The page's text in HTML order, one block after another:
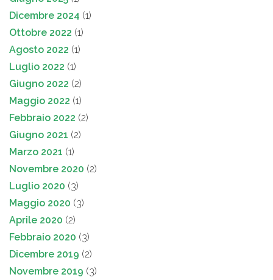
Dicembre 2024 (1)
Ottobre 2022 (1)
Agosto 2022 (1)
Luglio 2022 (1)
Giugno 2022 (2)
Maggio 2022 (1)
Febbraio 2022 (2)
Giugno 2021 (2)
Marzo 2021 (1)
Novembre 2020 (2)
Luglio 2020 (3)
Maggio 2020 (3)
Aprile 2020 (2)
Febbraio 2020 (3)
Dicembre 2019 (2)
Novembre 2019 (3)